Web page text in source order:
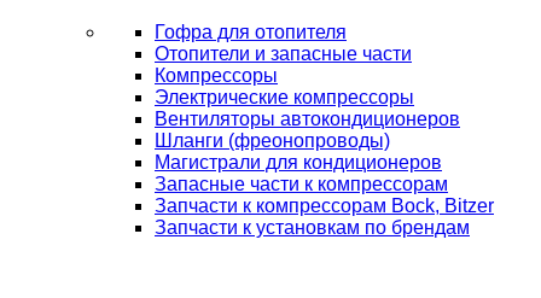
Гофра для отопителя
Отопители и запасные части
Компрессоры
Электрические компрессоры
Вентиляторы автокондиционеров
Шланги (фреонопроводы)
Магистрали для кондиционеров
Запасные части к компрессорам
Запчасти к компрессорам Bock, Bitzer
Запчасти к установкам по брендам